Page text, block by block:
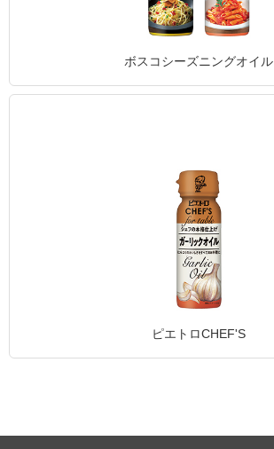
ボスコシーズニングオイル
ピエトロCHEF'S